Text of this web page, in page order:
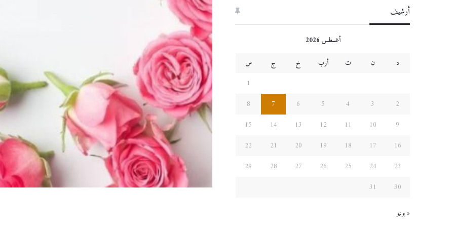
أرشيف
أغسطس 2026
د
ن ث أرب خ ج
س
1
2
3
4
5
6
7
8
9
10
11
12
13
14
15
16
17
18
19
20
21
22
23
24
25
26
27
28
29
30
31
« يونيو